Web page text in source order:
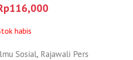
116,000
habis
Sosial, Rajawali Pers